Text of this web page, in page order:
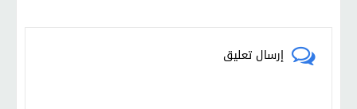
إرسال تعليق